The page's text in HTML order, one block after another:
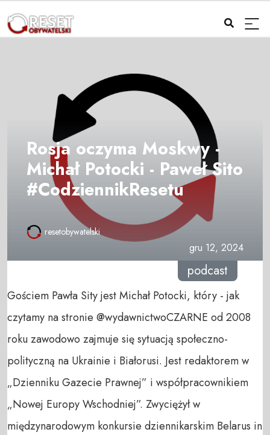
Rosja oczyma Moskwy -
Michał Potocki - Paweł Sito
#CodziennikResetu
resetobywatelski
gru 12, 2024
podcast
Gościem Pawła Sity jest Michał Potocki, który - jak
czytamy na stronie ‪@wydawnictwoCZARNE‬ od 2008
roku zawodowo zajmuje się sytuacją społeczno-
polityczną na Ukrainie i Białorusi. Jest redaktorem w
„Dzienniku Gazecie Prawnej” i współpracownikiem
„Nowej Europy Wschodniej”. Zwyciężył w
międzynarodowym konkursie dziennikarskim Belarus in